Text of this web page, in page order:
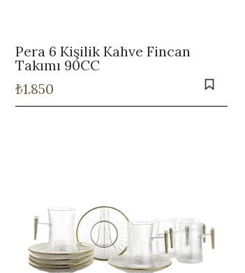
Pera 6 Kişilik Kahve Fincan
Takımı 90CC
₺1.850